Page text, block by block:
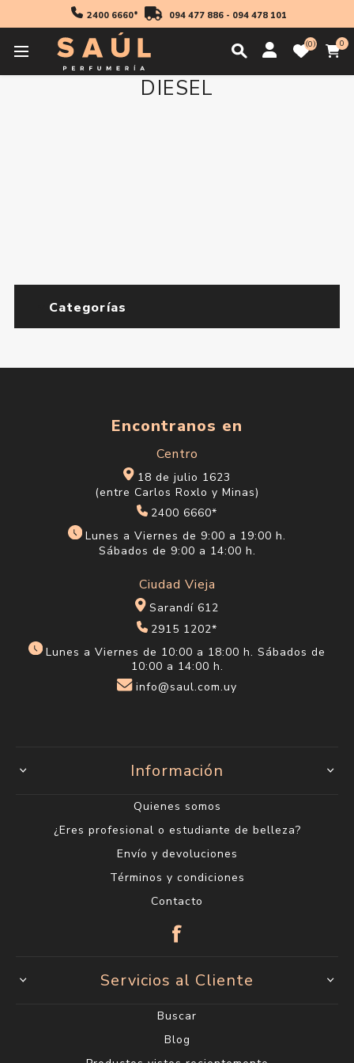
2400 6660* 094 477 886- 094 478 101
0 0
DIESEL
Categorías
Encontranos en
Centro
18 de julio 1623
(entre Carlos Roxlo y Minas)
2400 6660*
Lunes a Viernes de 9:00 a 19:00 h.
Sábados de 9:00 a 14:00 h.
Ciudad Vieja
Sarandí 612
2915 1202*
Lunes a Viernes de 10:00 a 18:00 h. Sábados de
10:00 a 14:00 h.
info@saul.com.uy
Información
Quienes somos
¿Eres profesional o estudiante de belleza?
Envío y devoluciones
Términos y condiciones
Contacto
Servicios al Cliente
Buscar
Blog